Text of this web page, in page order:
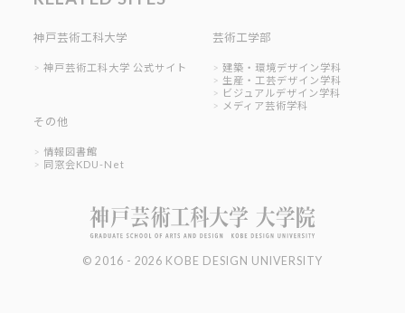
神戸芸術工科大学
神戸芸術工科大学 公式サイト
芸術工学部
建築・環境デザイン学科
生産・工芸デザイン学科
ビジュアルデザイン学科
メディア芸術学科
その他
情報図書館
同窓会KDU-Net
© 2016 - 2026 KOBE DESIGN UNIVERSITY